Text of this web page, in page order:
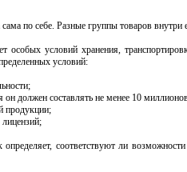
по себе. Разные группы товаров внутри
особых условий хранения,
условий:
он должен составлять не менее 10
продукции;
соответствуют ли